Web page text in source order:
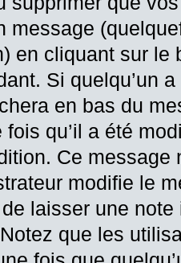
message
en cliquant sur le
Si quelqu’un
en bas du
fois qu’il a été
Ce message
modifie le
laisser une
que les